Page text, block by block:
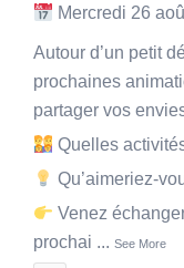
Mercredi 26
Autour d’un petit
prochaines
partager vos
Quelles
Qu’aimeriez-
Venez
prochai ... See More